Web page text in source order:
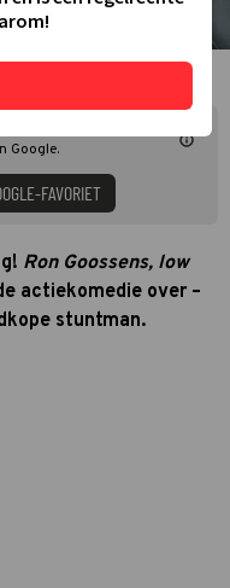
Google.
FAVORIET
Ron Goossens, low
actiekomedie over –
stuntman.